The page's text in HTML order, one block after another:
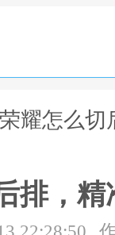
耀怎么
排，